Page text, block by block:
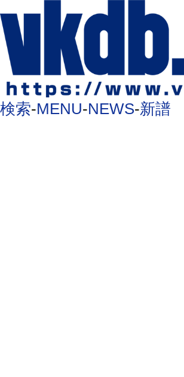
検索-MENU-NEWS-新譜